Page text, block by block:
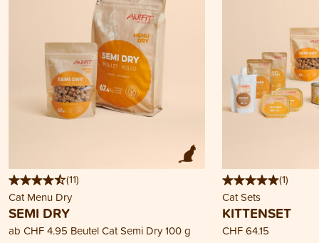
(11)
Cat Menu Dry
SEMI DRY
ab CHF 4.95 Beutel Cat Semi Dry 100 g
(1)
Cat Sets
KITTENSET
CHF 64.15